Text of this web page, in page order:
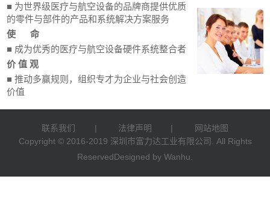
■ 为世界级医疗与航空设备的品牌商提供优质
的零件与部件的产品和系统解决方案服务
使 命
■ 成为优秀的医疗与航空设备硬件系统整合者
价 值 观
■ 推动多赢规则，组织专才为企业与社会创造
价值
联系我们 | 法律声明 |
网站地图
Copyright © 2016-2019 深圳市富力达工业有限公司. All Rights
ReservedDesigned by Wanhu